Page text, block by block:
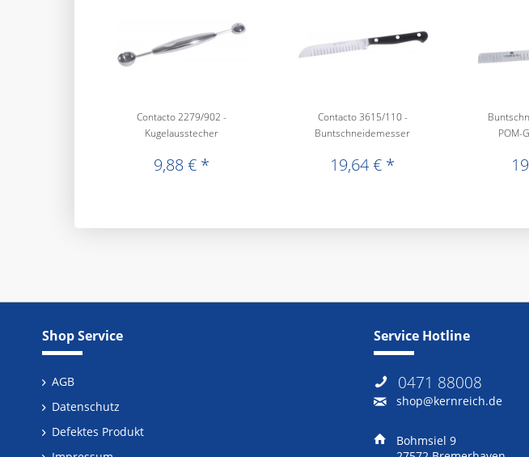
Contacto 2279/902 -
Kugelausstecher
9,88 € *
Contacto 3615/110 -
Buntschneidemesser
19,64 € *
POM-
Shop Service
AGB
Datenschutz
Defektes Produkt
Service Hotline
0471 88008
shop@kernreich.de
Bohmsiel 9